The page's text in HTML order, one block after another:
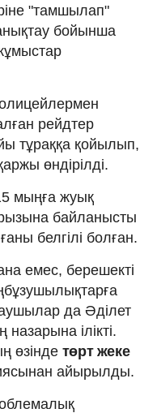
"тамшылап"
бойынша
рейдтер
тұраққа қойылып,
өндірілді.
мыңға жуық
байланысты
белгілі болған.
емес, берешекті
да Әділет
назарына ілікті.
өзінде төрт жеке
айырылды.